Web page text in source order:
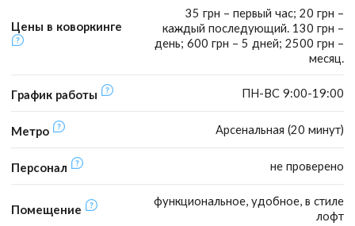
Цены в коворкинге
35 грн – первый час; 20 грн –
каждый последующий. 130 грн –
день; 600 грн – 5 дней; 2500 грн –
месяц.
График работы ПН-ВС 9:00-19:00
Метро Арсенальная (20 минут)
Персонал не проверено
Помещение
функциональное, удобное, в стиле
лофт